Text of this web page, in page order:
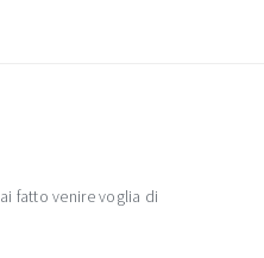
fatto venire voglia di